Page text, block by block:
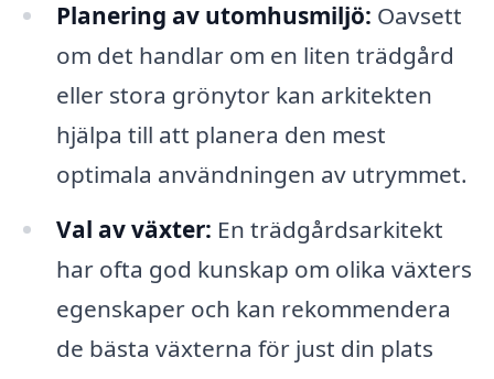
Planering av utomhusmiljö: Oavsett
om det handlar om en liten trädgård
eller stora grönytor kan arkitekten
hjälpa till att planera den mest
optimala användningen av utrymmet.
Val av växter: En trädgårdsarkitekt
har ofta god kunskap om olika växters
egenskaper och kan rekommendera
de bästa växterna för just din plats